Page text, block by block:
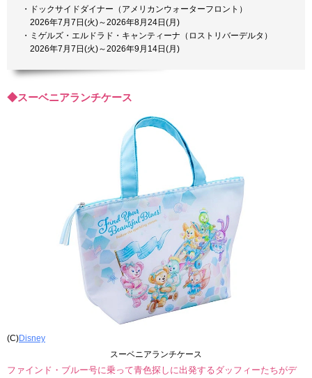
・ドックサイドダイナー（アメリカンウォーターフロント）
2026年7月7日(火)～2026年8月24日(月)
・ミゲルズ・エルドラド・キャンティーナ（ロストリバーデルタ）
2026年7月7日(火)～2026年9月14日(月)
◆スーベニアランチケース
(C)Disney
スーベニアランチケース
ファインド・ブルー号に乗って青色探しに出発するダッフィーたちがデ